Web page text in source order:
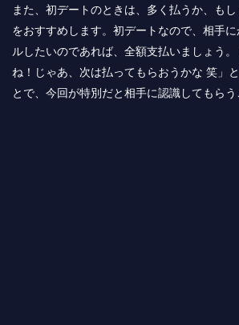
また、初デートのときは、多く払うか、も
をおすすめします。初デートなので、相手
ルしたいのであれば、全額支払いましょう
ね！じゃあ、次は払ってもらおうかな 笑」
とで、今回が特別だと相手に認識してもらう